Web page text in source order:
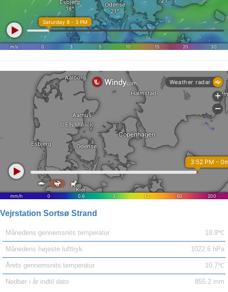
Vejrstation Sortsø Strand
Månedens gennemsnits temperatur 18.9℃
Månedens højeste lufttryk 1022.6 hPa
Årets gennemsnits temperatur 10.7℃
Nedbør i år indtil dato 855.2 mm